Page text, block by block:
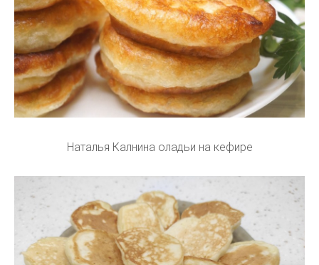
Наталья Калнина оладьи на кефире